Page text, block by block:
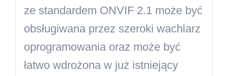
ze standardem ONVIF 2.1 może być
obsługiwana przez szeroki wachlarz
oprogramowania oraz może być
łatwo wdrożona w już istniejący